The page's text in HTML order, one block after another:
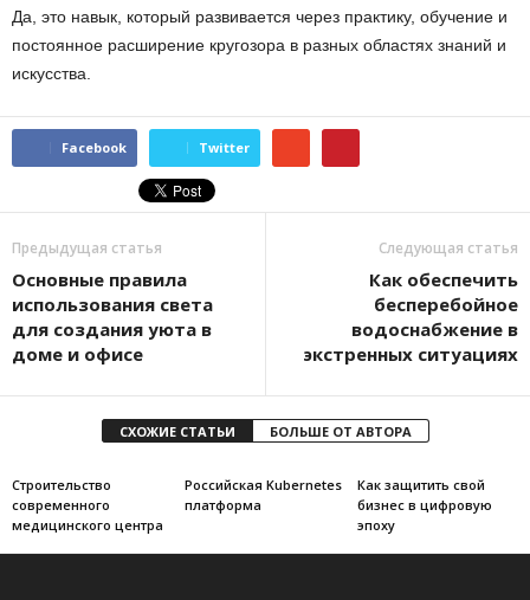
Да, это навык, который развивается через практику, обучение и
постоянное расширение кругозора в разных областях знаний и
искусства.
Facebook Twitter
Предыдущая статья
Основные правила
использования света
для создания уюта в
доме и офисе
Следующая статья
Как обеспечить
бесперебойное
водоснабжение в
экстренных ситуациях
СХОЖИЕ СТАТЬИ БОЛЬШЕ ОТ АВТОРА
Строительство
современного
медицинского центра
Российская Kubernetes
платформа
Как защитить свой
бизнес в цифровую
эпоху